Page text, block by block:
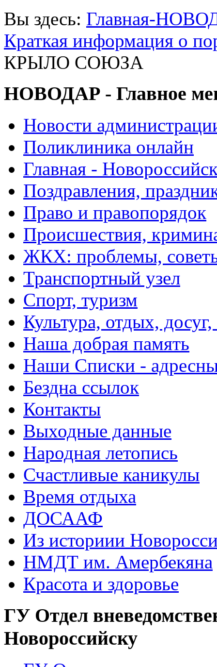
Вы здесь: Главная-
Краткая информация о
КРЫЛО СОЮЗА
НОВОДАР - Главное
Новости
Поликлиника онлайн
Главная -
Поздравления,
Право и правопорядок
Происшествия,
ЖКХ: проблемы,
Транспортный узел
Спорт, туризм
Культура, отдых,
Наша добрая память
Наши Списки -
Бездна ссылок
Контакты
Выходные данные
Народная летопись
Счастливые каникулы
Время отдыха
ДОСААФ
Из историии
НМДТ им. Амербекяна
Красота и здоровье
ГУ Отдел
Новороссийску